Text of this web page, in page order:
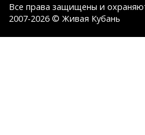
Все права защищены и
2007-2026 © Живая Кубань